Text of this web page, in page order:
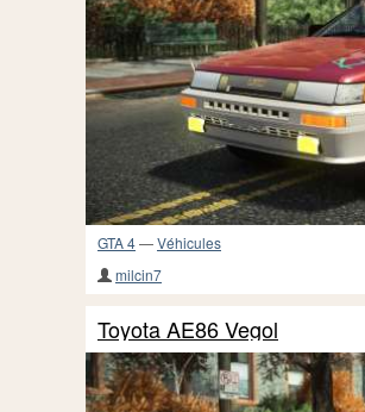
GTA 4—Véhicules
milcin7
Toyota AE86 Vegol